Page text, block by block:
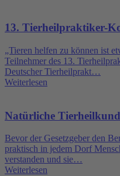
13. Tierheilpraktiker-
„Tieren helfen zu können ist
Teilnehmer des 13.
Deutscher Tierheilprakt…
Weiterlesen
Natürliche
Bevor der Gesetzgeber den
praktisch in jedem Dorf
verstanden und sie…
Weiterlesen